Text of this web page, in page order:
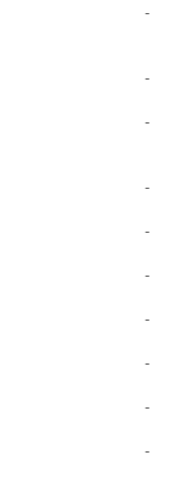
-
-
-
-
-
-
-
-
-
-